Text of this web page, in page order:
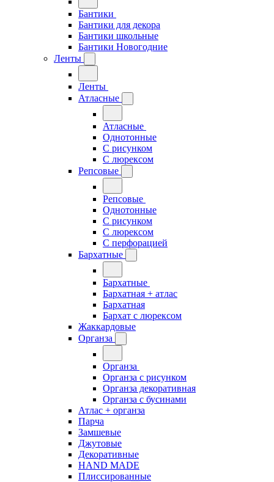
Бантики
Бантики для декора
Бантики школьные
Бантики Новогодние
Ленты
Ленты
Атласные
Атласные
Однотонные
С рисунком
С люрексом
Репсовые
Репсовые
Однотонные
С рисунком
С люрексом
С перфорацией
Бархатные
Бархатные
Бархатная + атлас
Бархатная
Бархат с люрексом
Жаккардовые
Органза
Органза
Органза с рисунком
Органза декоративная
Органза с бусинами
Атлас + органза
Парча
Замшевые
Джутовые
Декоративные
HAND MADE
Плиссированные